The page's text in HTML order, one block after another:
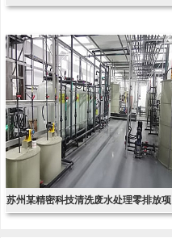
苏州某精密科技清洗废水处理零排放项